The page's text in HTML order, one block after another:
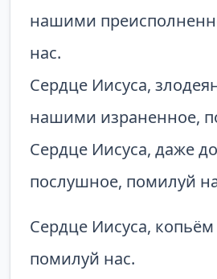
нашими
нас.
Сердце Иисуса,
нашими израненное,
Сердце Иисуса, даже
послушное, помилуй
Сердце Иисуса,
помилуй нас.